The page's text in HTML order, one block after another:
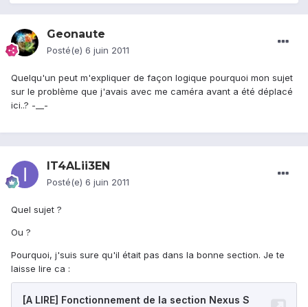
Geonaute
Posté(e) 6 juin 2011
Quelqu'un peut m'expliquer de façon logique pourquoi mon sujet
sur le problème que j'avais avec me caméra avant a été déplacé
ici..? -__-
IT4ALii3EN
Posté(e) 6 juin 2011
Quel sujet ?
Ou ?
Pourquoi, j'suis sure qu'il était pas dans la bonne section. Je te
laisse lire ca :